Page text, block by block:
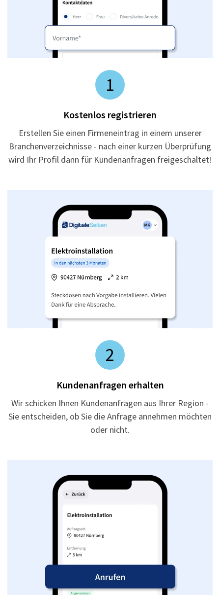
1
Kostenlos registrieren
Erstellen Sie einen Firmeneintrag in einem unserer
Branchenverzeichnisse - nach einer kurzen Überprüfung
wird Ihr Profil dann für Kundenanfragen freigeschaltet!
2
Kundenanfragen erhalten
Wir schicken Ihnen Kundenanfragen aus Ihrer Region -
Sie entscheiden, ob Sie die Anfrage annehmen möchten
oder nicht.